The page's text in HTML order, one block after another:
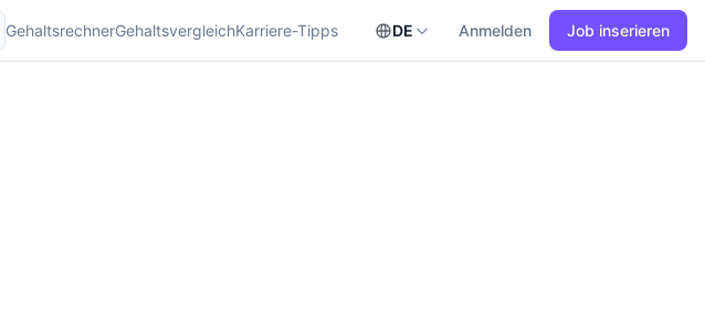
GehaltsrechnerGehaltsvergleichKarriere-Tipps DE Anmelden Job inserieren